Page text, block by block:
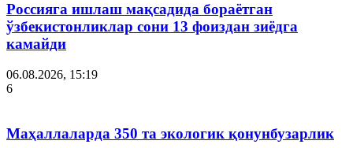
Россияга ишлаш мақсадида бораётган
ўзбекистонликлар сони 13 фоиздан зиёдга
камайди
06.08.2026, 15:19
6
Маҳаллаларда 350 та экологик қонунбузарлик